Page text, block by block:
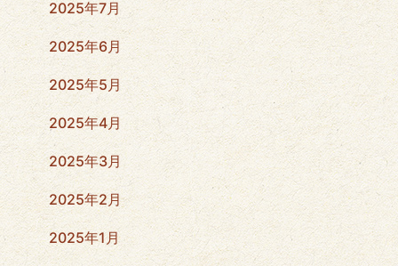
2025年7月
2025年6月
2025年5月
2025年4月
2025年3月
2025年2月
2025年1月